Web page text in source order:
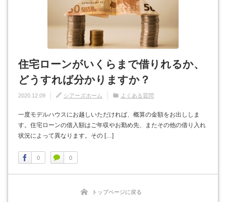
住宅ローンがいくらまで借りれるか、
どうすれば分かりますか？
2020.12.09 シアーズホーム よくある質問
一度モデルハウスにお越しいただければ、概算の金額をお出ししま
す。住宅ローンの借入額はご年収やお勤め先、またその他の借り入れ
状況によって異なります。その […]
0 0
トップページに戻る